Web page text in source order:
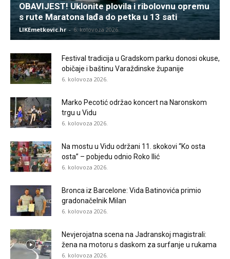
OBAVIJEST! Uklonite plovila i ribolovnu opremu
s rute Maratona lađa do petka u 13 sati
LIKEmetkovic.hr - 6. kolovoza 2026.
Festival tradicija u Gradskom parku donosi okuse,
običaje i baštinu Varaždinske županije
6. kolovoza 2026.
Marko Pecotić održao koncert na Naronskom
trgu u Vidu
6. kolovoza 2026.
Na mostu u Vidu održani 11. skokovi “Ko osta
osta” – pobjedu odnio Roko Ilić
6. kolovoza 2026.
Bronca iz Barcelone: Vida Batinovića primio
gradonačelnik Milan
6. kolovoza 2026.
Nevjerojatna scena na Jadranskoj magistrali:
žena na motoru s daskom za surfanje u rukama
6. kolovoza 2026.